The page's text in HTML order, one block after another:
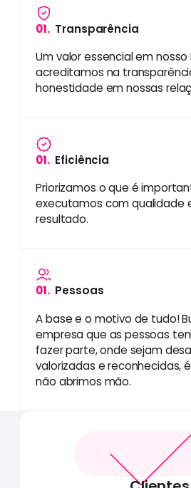
01. Transparência
Um valor essencial em nosso
acreditamos na
honestidade em nossas
01. Eficiência
Priorizamos o que é
executamos com qualidade
resultado.
01. Pessoas
A base e o motivo de tudo!
empresa que as pessoas
fazer parte, onde sejam
valorizadas e reconhecidas,
não abrimos mão.